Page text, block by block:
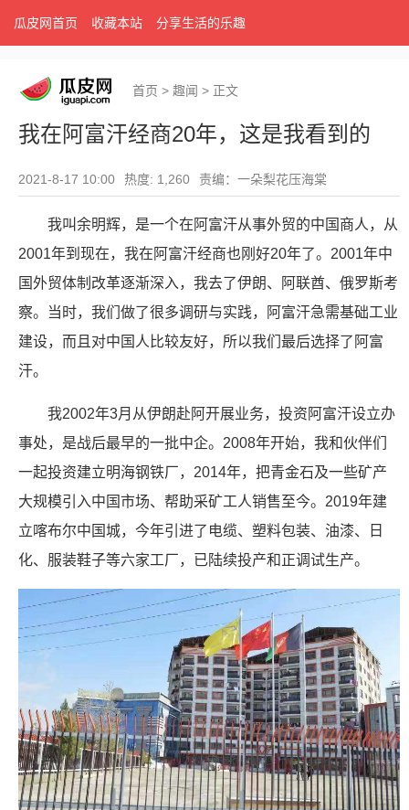
瓜皮网首页 收藏本站 分享生活的乐趣
首页 > 趣闻 > 正文
我在阿富汗经商20年，这是我看到的
2021-8-17 10:00 热度: 1,260 责编：一朵梨花压海棠
我叫余明辉，是一个在阿富汗从事外贸的中国商人，从
2001年到现在，我在阿富汗经商也刚好20年了。2001年中
国外贸体制改革逐渐深入，我去了伊朗、阿联酋、俄罗斯考
察。当时，我们做了很多调研与实践，阿富汗急需基础工业
建设，而且对中国人比较友好，所以我们最后选择了阿富
汗。
我2002年3月从伊朗赴阿开展业务，投资阿富汗设立办
事处，是战后最早的一批中企。2008年开始，我和伙伴们
一起投资建立明海钢铁厂，2014年，把青金石及一些矿产
大规模引入中国市场、帮助采矿工人销售至今。2019年建
立喀布尔中国城，今年引进了电缆、塑料包装、油漆、日
化、服装鞋子等六家工厂，已陆续投产和正调试生产。